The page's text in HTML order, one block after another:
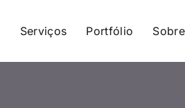
Serviços Portfólio Sobre